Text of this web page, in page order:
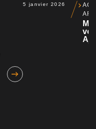
5 janvier 2026